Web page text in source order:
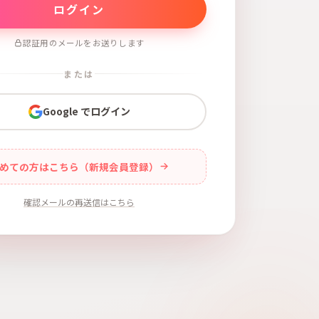
認証用のメールをお送りします
または
Google でログイン
ての方はこちら（新規会員登録）
確認メールの再送信はこちら